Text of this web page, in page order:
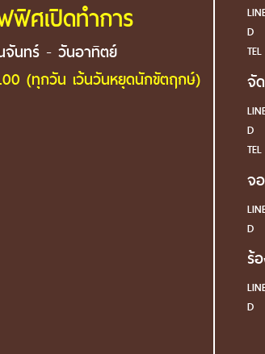
ฟิศเปิดทำการ
จันทร์ - วันอาทิตย์
(ทุกวัน เว้นวันหยุดนักขัตฤกษ์)
D
TEL
จั
D
TEL
จ
D
ร้
D